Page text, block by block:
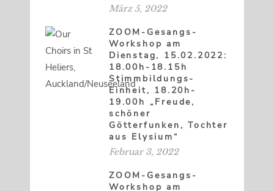
März 5, 2022
ZOOM-Gesangs-
Workshop am
Dienstag, 15.02.2022:
18.00h-18.15h
Stimmbildungs-
Einheit, 18.20h-
19.00h „Freude,
schöner
Götterfunken, Tochter
aus Elysium“
Februar 3, 2022
ZOOM-Gesangs-
Workshop am